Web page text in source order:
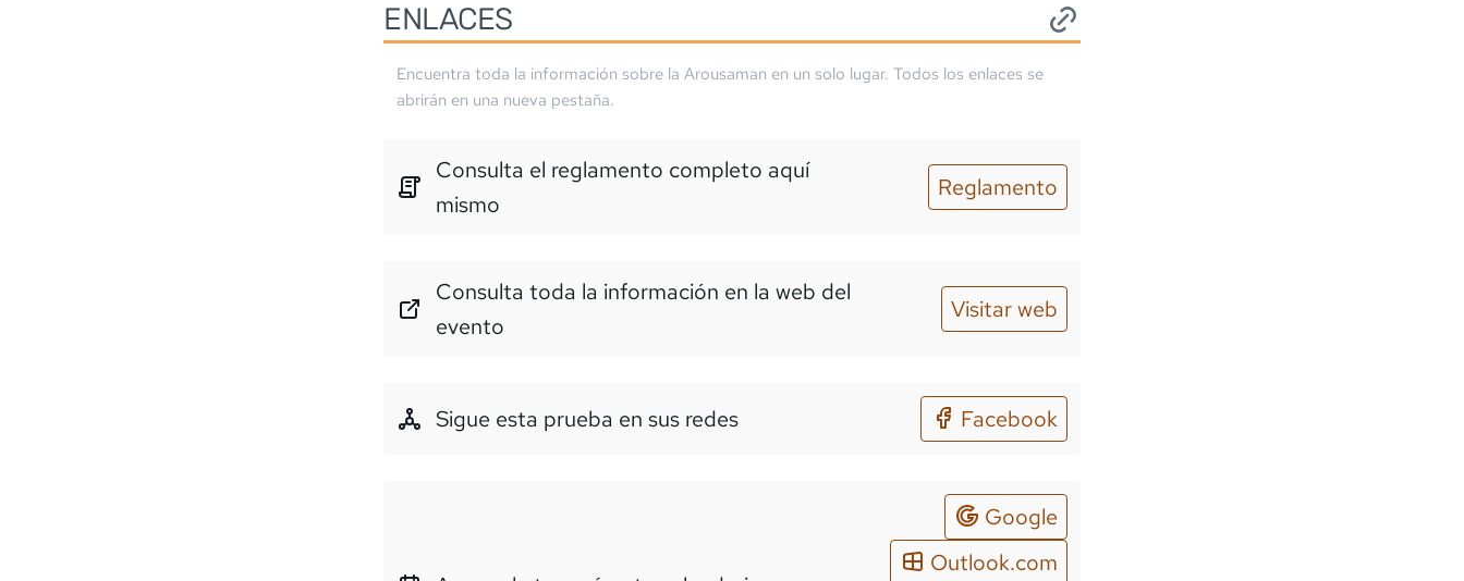
ENLACES
Encuentra toda la información sobre la Arousaman en un solo lugar. Todos los enlaces se
abrirán en una nueva pestaña.
Consulta el reglamento completo aquí
mismo
Reglamento
Consulta toda la información en la web del
evento
Visitar web
Sigue esta prueba en sus redes Facebook
Google
Outlook.com